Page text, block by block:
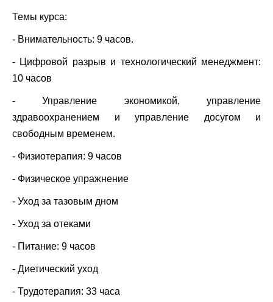
Темы курса:
- Внимательность: 9 часов.
- Цифровой разрыв и технологический менеджмент:
10 часов
- Управление экономикой, управление
здравоохранением и управление досугом и
свободным временем.
- Физиотерапия: 9 часов
- Физическое упражнение
- Уход за тазовым дном
- Уход за отеками
- Питание: 9 часов
- Диетический уход
- Трудотерапия: 33 часа